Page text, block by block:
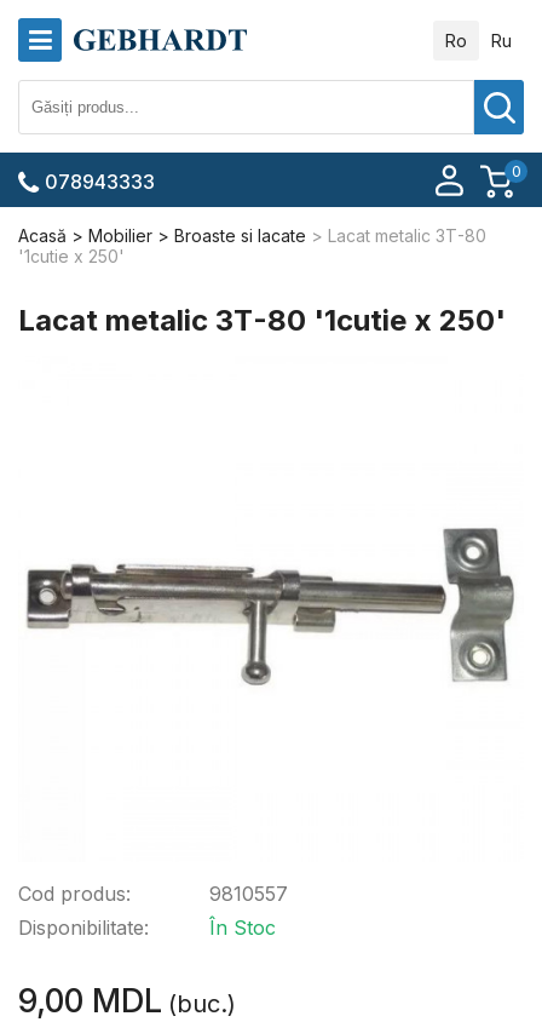
Ro Ru
0
078943333
Acasă Mobilier Broaste si lacate
Lacat metalic ЗТ-80
'1cutie x 250'
Lacat metalic ЗТ-80 '1cutie x 250'
Cod produs:
Disponibilitate:
9810557
În Stoc
9,00 MDL (buc.)